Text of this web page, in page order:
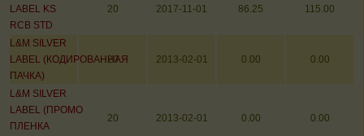
LABEL KS
RCB STD
20 2017-11-01 86.25 115.00
L&M SILVER
LABEL (КОДИРОВАННАЯ
ПАЧКА)
20 2013-02-01 0.00 0.00
L&M SILVER
LABEL (ПРОМО
ПЛЕНКА
20 2013-02-01 0.00 0.00